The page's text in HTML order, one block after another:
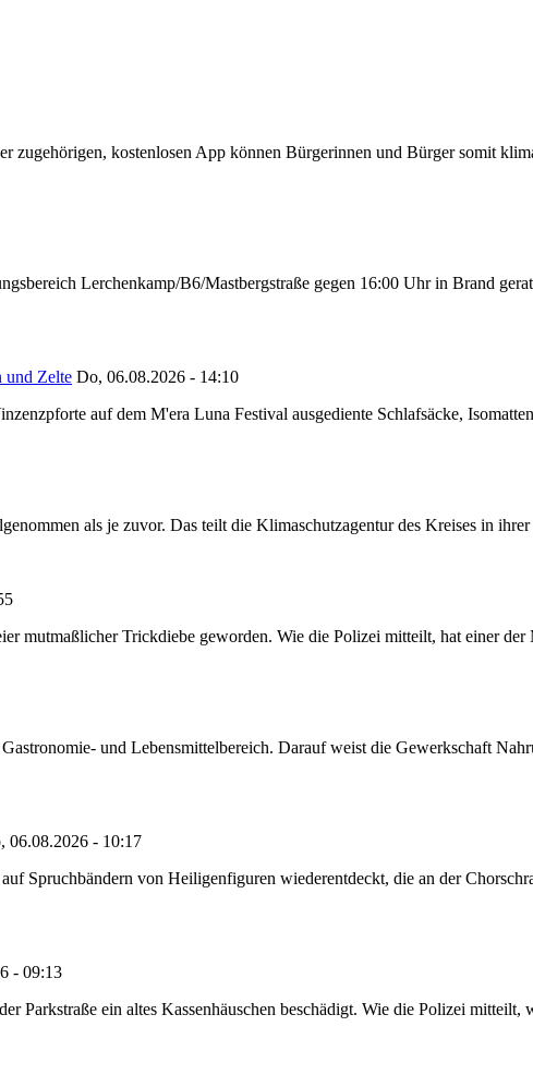
zugehörigen, kostenlosen App können Bürgerinnen und Bürger somit
Lerchenkamp/B6/Mastbergstraße gegen 16:00 Uhr in Brand
und Zelte Do, 06.08.2026 - 14:10
auf dem M'era Luna Festival ausgediente Schlafsäcke,
als je zuvor. Das teilt die Klimaschutzagentur des Kreises in
mutmaßlicher Trickdiebe geworden. Wie die Polizei mitteilt, hat einer
und Lebensmittelbereich. Darauf weist die Gewerkschaft
06.08.2026 - 10:17
Spruchbändern von Heiligenfiguren wiederentdeckt, die an der
- 09:13
Parkstraße ein altes Kassenhäuschen beschädigt. Wie die Polizei mitteilt,